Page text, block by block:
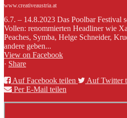
www.creativeaustria.at
6.7. – 14.8.2023 Das Poolbar Festival
Vollen: renommierten Headliner wie
Peaches, Symba, Helge Schneider,
andere geben...
View on Facebook
· Share
Auf Facebook teilen
Auf Twitter
Per E-Mail teilen